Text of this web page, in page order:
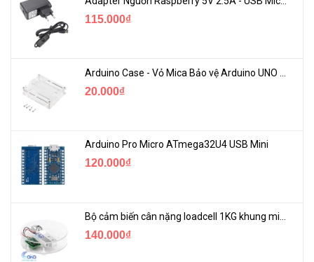
115.000₫
20.000₫
Arduino Pro Micro ATmega32U4 USB Mini
120.000₫
140.000₫